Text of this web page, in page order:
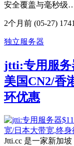
安全覆盖与毫秒
2个月前 (05-27)
独立服务器
jtti:专用服务
美国CN2/香
环优惠
Jtti.cc 是一家新加